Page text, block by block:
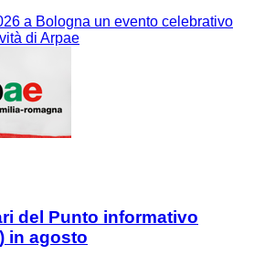
a Bologna un evento celebrativo
di Arpae
del Punto informativo
in agosto